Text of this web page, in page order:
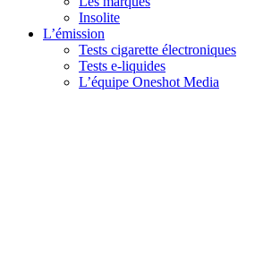
Insolite
L’émission
Tests cigarette électroniques
Tests e-liquides
L’équipe Oneshot Media